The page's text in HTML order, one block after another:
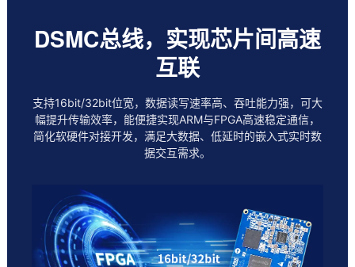
DSMC总线，实现芯片间高速
互联
支持16bit/32bit位宽，数据读写速率高、吞吐能力强，可大
幅提升传输效率，能便捷实现ARM与FPGA高速稳定通信，
简化软硬件对接开发，满足大数据、低延时的嵌入式实时数
据交互需求。